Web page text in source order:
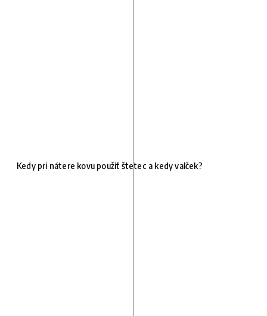
Kedy pri nátere kovu použiť štetec a kedy valček?